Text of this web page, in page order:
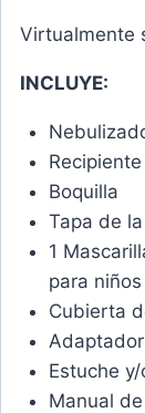
Virtualmente
INCLUYE:
Boquilla
Tapa de
1
para niños
Cubierta
Estuche
Manual